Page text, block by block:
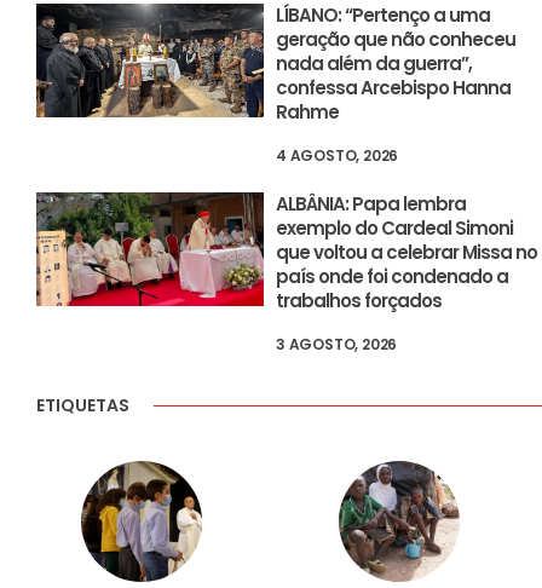
LÍBANO: “Pertenço a uma
geração que não conheceu
nada além da guerra”,
confessa Arcebispo Hanna
Rahme
4 AGOSTO, 2026
ALBÂNIA: Papa lembra
exemplo do Cardeal Simoni
que voltou a celebrar Missa no
país onde foi condenado a
trabalhos forçados
3 AGOSTO, 2026
ETIQUETAS